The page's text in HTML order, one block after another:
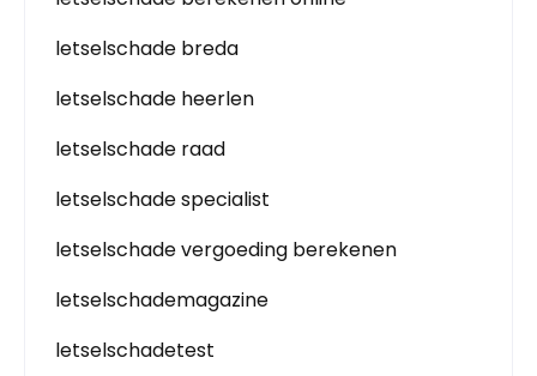
letselschade breda
letselschade heerlen
letselschade raad
letselschade specialist
letselschade vergoeding berekenen
letselschademagazine
letselschadetest